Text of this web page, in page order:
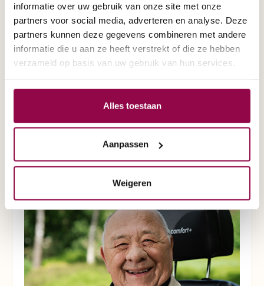
informatie over uw gebruik van onze site met onze
partners voor social media, adverteren en analyse. Deze
partners kunnen deze gegevens combineren met andere
informatie die u aan ze heeft verstrekt of die ze hebben
verzameld op basis van uw gebruik van hun services.
Alles toestaan
Aanpassen
Weigeren
Rolstoelen